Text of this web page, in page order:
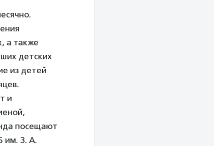
а также
детских
из детей
и
посещают
им. З. А.